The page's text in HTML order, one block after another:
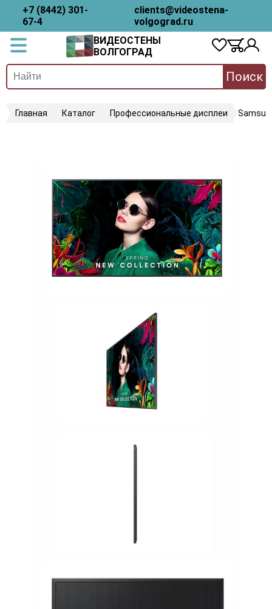
+7 (8442) 301-
67-4
clients@videostena-
volgograd.ru
ВИДЕОСТЕНЫ
ВОЛГОГРАД
Поиск
Главная Каталог Профессиональные дисплеи